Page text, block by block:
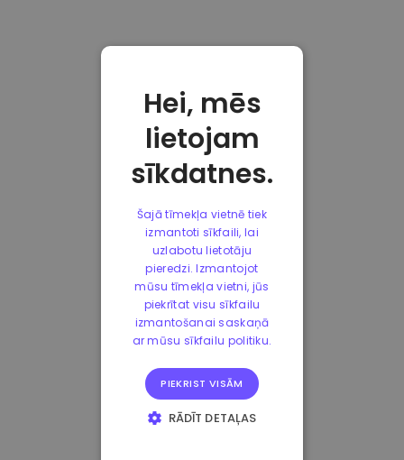
Hei, mēs
lietojam
sīkdatnes.
Šajā tīmekļa vietnē tiek
izmantoti sīkfaili, lai
uzlabotu lietotāju
pieredzi. Izmantojot
mūsu tīmekļa vietni, jūs
piekrītat visu sīkfailu
izmantošanai saskaņā
ar mūsu sīkfailu politiku.
PIEKRIST VISĀM
RĀDĪT DETAĻAS